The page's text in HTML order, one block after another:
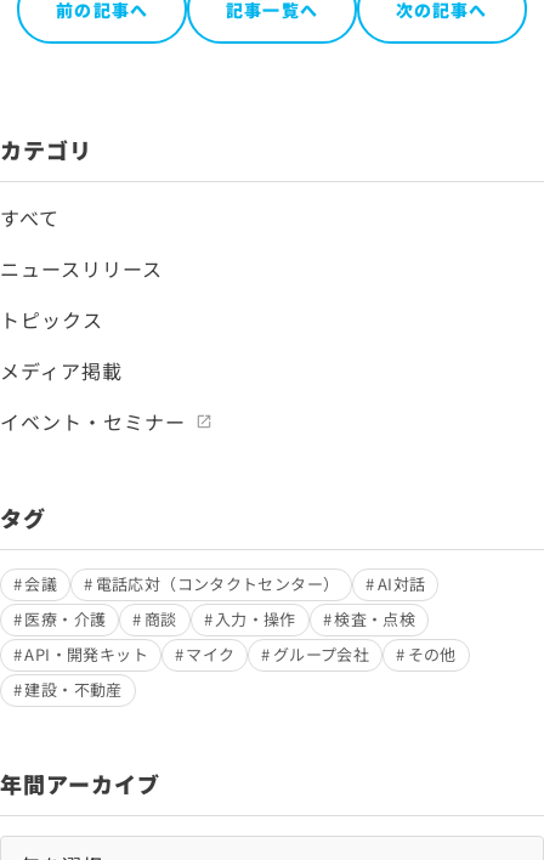
前の記事へ 記事一覧へ 次の記事へ
カテゴリ
すべて
ニュースリリース
トピックス
メディア掲載
イベント・セミナー
タグ
会議 電話応対（コンタクトセンター）
AI対話
医療・介護
商談 入力・操作
検査・点検
API・開発キット
マイク グループ会社
その他
建設・不動産
年間アーカイブ